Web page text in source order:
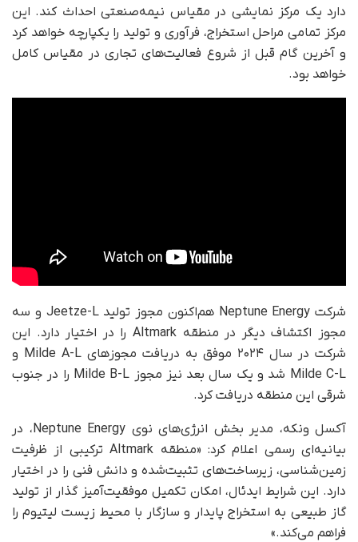
دارد یک مرکز نمایشی در مقیاس نیمه‌صنعتی احداث کند. این
مرکز تمامی مراحل استخراج، فرآوری و تولید را یکپارچه خواهد کرد
و آخرین گام قبل از شروع فعالیت‌های تجاری در مقیاس کامل
خواهد بود.
شرکت Neptune Energy هم‌اکنون مجوز تولید Jeetze-L و سه
مجوز اکتشاف دیگر در منطقه Altmark را در اختیار دارد. این
شرکت در سال ۲۰۲۴ موفق به دریافت مجوزهای Milde A-L و
Milde C-L شد و یک سال بعد نیز مجوز Milde B-L را در جنوب
شرقی این منطقه دریافت کرد.
آکسل ونکه، مدیر بخش انرژی‌های نوی Neptune Energy، در
بیانیه‌ای رسمی اعلام کرد: «منطقه Altmark ترکیبی از ظرفیت
زمین‌شناسی، زیرساخت‌های تثبیت‌شده و دانش فنی را در اختیار
دارد. این شرایط ایدئال، امکان تکمیل موفقیت‌آمیز گذار از تولید
گاز طبیعی به استخراج پایدار و سازگار با محیط‌ زیست لیتیوم را
فراهم می‌کند.»